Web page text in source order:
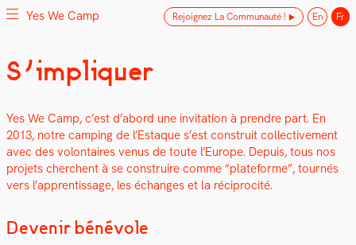
Skip
to
Yes We Camp
Utilisation inventive des espaces disponibles
S’impliquer
Yes We Camp, c’est d’abord une invi­ta­tion à pren­dre part. En
2013, notre camp­ing de l’Estaque s’est con­stru­it col­lec­tive­ment
avec des volon­taires venus de toute l’Europe. Depuis, tous nos
pro­jets cherchent à se con­stru­ire comme “plate­forme”, tournés
vers l’apprentissage, les échanges et la réciproc­ité.
Devenir bénévole
Yes We Camp Rejoignez La Communauté ! En Fr